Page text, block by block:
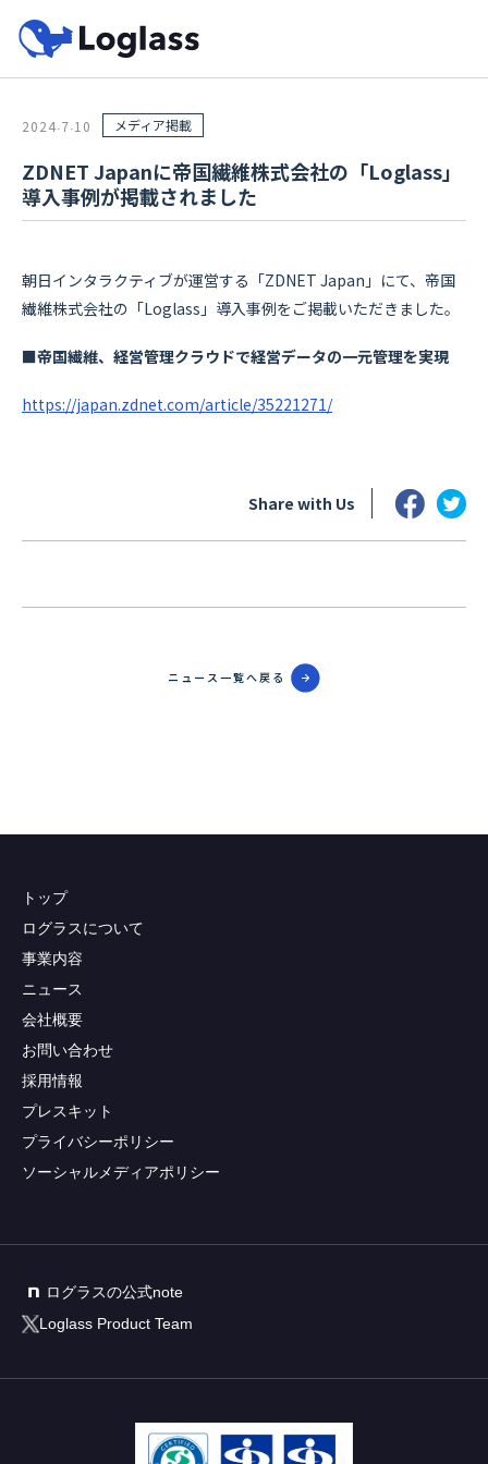
2024.7.10 メディア掲載
ZDNET Japanに帝国繊維株式会社の「Loglass」
導入事例が掲載されました
朝日インタラクティブが運営する「ZDNET Japan」にて、帝国
繊維株式会社の「Loglass」導入事例をご掲載いただきました。
■帝国繊維、経営管理クラウドで経営データの一元管理を実現
https://japan.zdnet.com/article/35221271/
Share with Us
ニュース一覧へ戻る
トップ
ログラスについて
事業内容
ニュース
会社概要
お問い合わせ
採用情報
プレスキット
プライバシーポリシー
ソーシャルメディアポリシー
ログラスの公式note
Loglass Product Team